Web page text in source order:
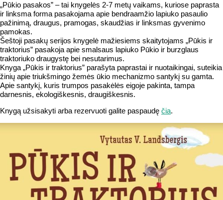
„Pūkio pasakos” – tai knygelės 2-7 metų vaikams, kuriose paprasta
ir linksma forma pasakojama apie bendraamžio lapiuko pasaulio
pažinimą, draugus, pramogas, skaudžias ir linksmas gyvenimo
pamokas.
Šeštoji pasakų serijos knygelė mažiesiems skaitytojams „Pūkis ir
traktorius” pasakoja apie smalsaus lapiuko Pūkio ir burzglaus
traktoriuko draugystę bei nesutarimus.
Knyga „Pūkis ir traktorius” parašyta paprastai ir nuotaikingai, suteikia
žinių apie triukšmingo žemės ūkio mechanizmo santykį su gamta.
Apie santykį, kuris trumpos pasakėlės eigoje pakinta, tampa
darnesnis, ekologiškesnis, draugiškesnis.
Knygą užsisakyti arba rezervuoti galite paspaudę čia.